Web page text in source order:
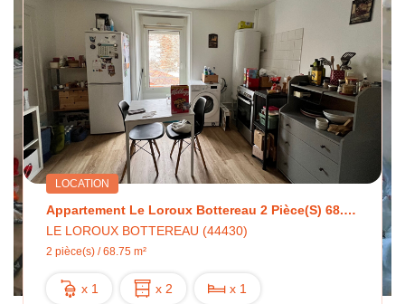
LOCATION
Appartement Le Loroux Bottereau 2 Pièce(s) 68.75 M2
LE LOROUX BOTTEREAU (44430)
2 pièce(s) / 68.75 m²
x 1 x 2 x 1